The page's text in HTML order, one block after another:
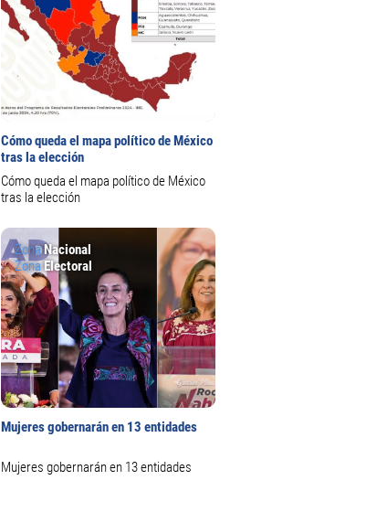
Cómo queda el mapa político de México
tras la elección
Cómo queda el mapa político de México
tras la elección
ZonaNacional
ZonaElectoral
Mujeres gobernarán en 13 entidades
Mujeres gobernarán en 13 entidades